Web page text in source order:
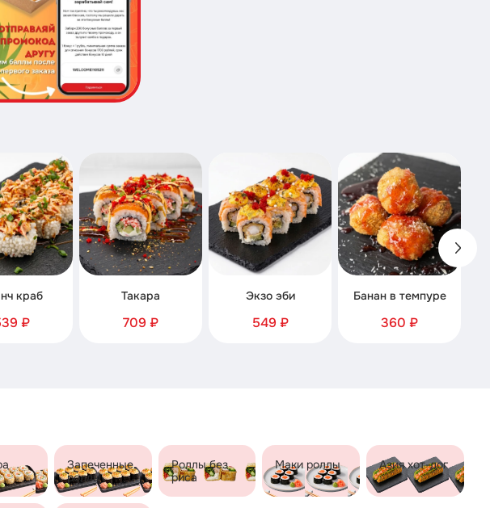
краб
₽
Такара
709 ₽
Экзо эби
549 ₽
Банан в темпуре
360 ₽
Запеченные
роллы
Роллы без
риса
Маки роллы Азия хот-дог